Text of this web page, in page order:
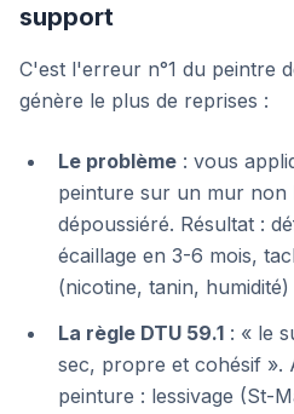
support
C'est l'erreur n°1 du peintre
génère le plus de reprises :
Le problème : vous
peinture sur un mur non
dépoussiéré. Résultat :
écaillage en 3-6 mois,
(nicotine, tanin, humidité)
La règle DTU 59.1 : « le
sec, propre et cohésif ».
peinture : lessivage (St-